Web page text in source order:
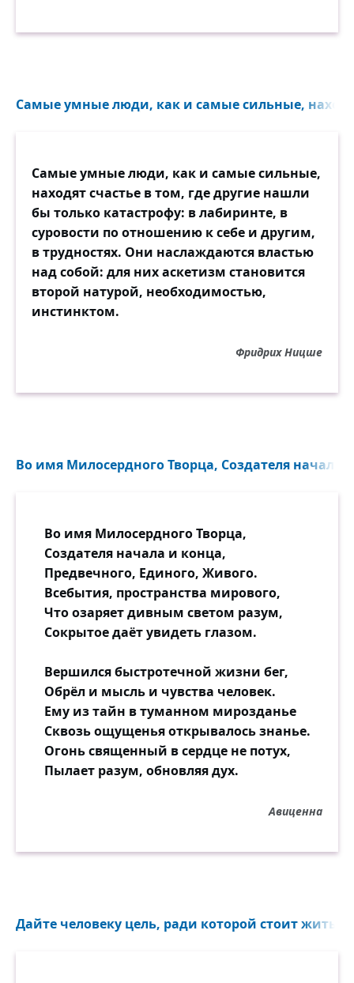
Самые умные люди, как и самые сильные,
Самые умные люди, как и самые сильные,
находят счастье в том, где другие нашли
бы только катастрофу: в лабиринте, в
суровости по отношению к себе и другим,
в трудностях. Они наслаждаются властью
над собой: для них аскетизм становится
второй натурой, необходимостью,
инстинктом.
Фридрих Ницше
Во имя Милосердного Творца, Создателя начала
Во имя Милосердного Творца,
Создателя начала и конца,
Предвечного, Единого, Живого.
Всебытия, пространства мирового,
Что озаряет дивным светом разум,
Сокрытое даёт увидеть глазом.
Вершился быстротечной жизни бег,
Обрёл и мысль и чувства человек.
Ему из тайн в туманном мирозданье
Сквозь ощущенья открывалось знанье.
Огонь священный в сердце не потух,
Пылает разум, обновляя дух.
Авиценна
Дайте человеку цель, ради которой стоит жить...